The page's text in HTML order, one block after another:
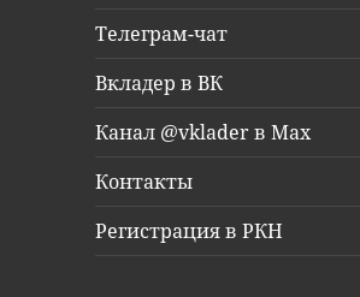
Телеграм-чат
Вкладер в ВК
Канал @vklader в Max
Контакты
Регистрация в РКН